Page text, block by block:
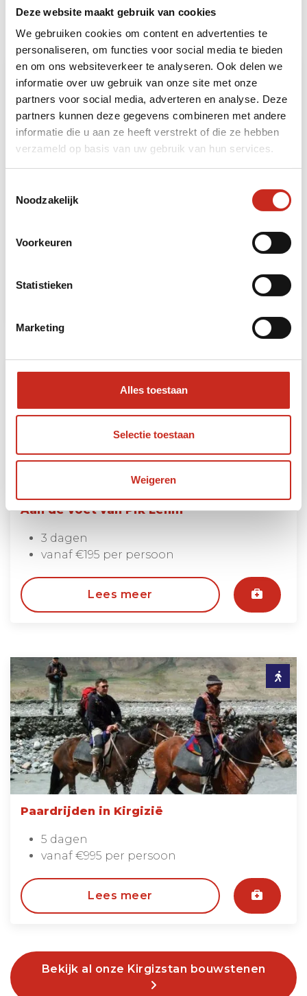
Deze website maakt gebruik van cookies
We gebruiken cookies om content en advertenties te
personaliseren, om functies voor social media te bieden
en om ons websiteverkeer te analyseren. Ook delen we
informatie over uw gebruik van onze site met onze
partners voor social media, adverteren en analyse. Deze
partners kunnen deze gegevens combineren met andere
informatie die u aan ze heeft verstrekt of die ze hebben
verzameld op basis van uw gebruik van hun services.
Noodzakelijk
Voorkeuren
Statistieken
Marketing
Alles toestaan
Selectie toestaan
Weigeren
Heeft u ruimte voor nog meer beleving? Dan kunt
u uw reis naar Kirgizstan uitbreiden met de
volgende bouwstenen:
Kirgizië: Sary Chelek trektocht
Aan de voet van Pik Lenin
3 dagen
vanaf €195 per persoon
Lees meer
Paardrijden in Kirgizië
5 dagen
vanaf €995 per persoon
Lees meer
Bekijk al onze Kirgizstan bouwstenen